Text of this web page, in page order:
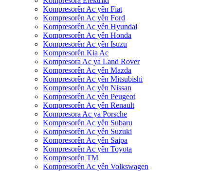
Kompresorên Ac yên Fiat
Kompresorên Ac yên Ford
Kompresorên Ac yên Hyundai
Kompresorên Ac yên Honda
Kompresorên Ac yên Isuzu
Kompresorên Kia Ac
Kompresora Ac ya Land Rover
Kompresorên Ac yên Mazda
Kompresorên Ac yên Mitsubishi
Kompresorên Ac yên Nissan
Kompresorên Ac yên Peugeot
Kompresorên Ac yên Renault
Kompresora Ac ya Porsche
Kompresorên Ac yên Subaru
Kompresorên Ac yên Suzuki
Kompresorên Ac yên Saipa
Kompresorên Ac yên Toyota
Kompresorên TM
Kompresorên Ac yên Volkswagen